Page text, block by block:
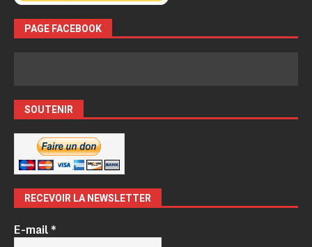
PAGE FACEBOOK
SOUTENIR
RECEVOIR LA NEWSLETTER
E-mail*